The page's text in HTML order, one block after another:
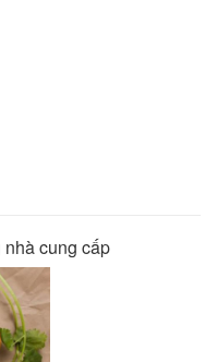
cung cấp